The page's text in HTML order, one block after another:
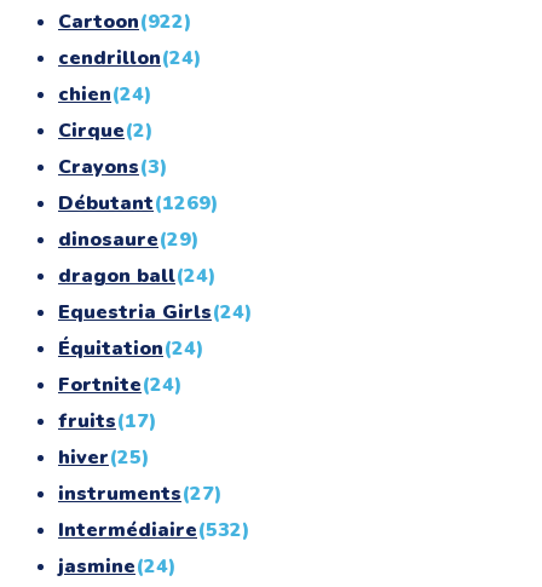
Cartoon(922)
cendrillon(24)
chien(24)
Cirque(2)
Crayons(3)
Débutant(1269)
dinosaure(29)
dragon ball(24)
Equestria Girls(24)
Équitation(24)
Fortnite(24)
fruits(17)
hiver(25)
instruments(27)
Intermédiaire(532)
jasmine(24)